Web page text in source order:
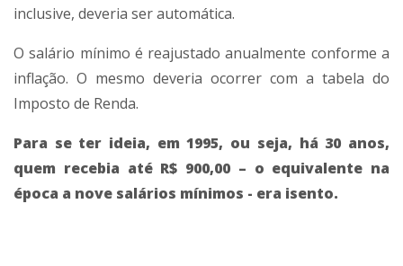
inclusive, deveria ser automática.
O salário mínimo é reajustado anualmente conforme a
inflação. O mesmo deveria ocorrer com a tabela do
Imposto de Renda.
Para se ter ideia, em 1995, ou seja, há 30 anos,
quem recebia até R$ 900,00 – o equivalente na
época a nove salários mínimos - era isento.